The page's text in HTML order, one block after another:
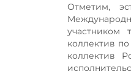
Отметим,
участником
коллектив
коллектив